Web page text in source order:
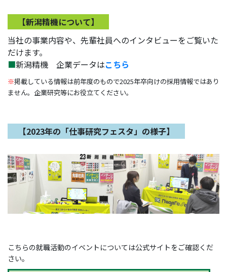
【新潟精機について】
当社の事業内容や、先輩社員へのインタビューをご覧いた
だけます。
■新潟精機 企業データはこちら
※掲載している情報は前年度のもので2025年卒向けの採用情報ではあり
ません。企業研究等にお役立てください。
【2023年の「仕事研究フェスタ」の様子】
こちらの就職活動のイベントについては公式サイトをご確認くだ
さい。